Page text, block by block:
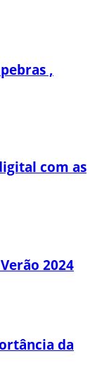
,
com as
2024
da